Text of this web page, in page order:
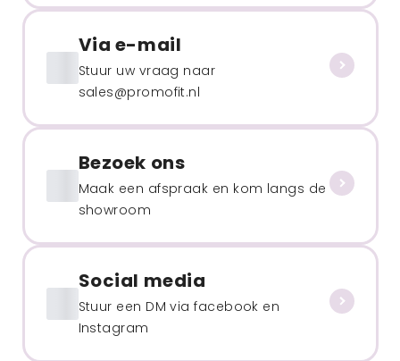
Via e-mail
Stuur uw vraag naar
sales@promofit.nl
Bezoek ons
Maak een afspraak en kom langs de
showroom
Social media
Stuur een DM via facebook en
Instagram